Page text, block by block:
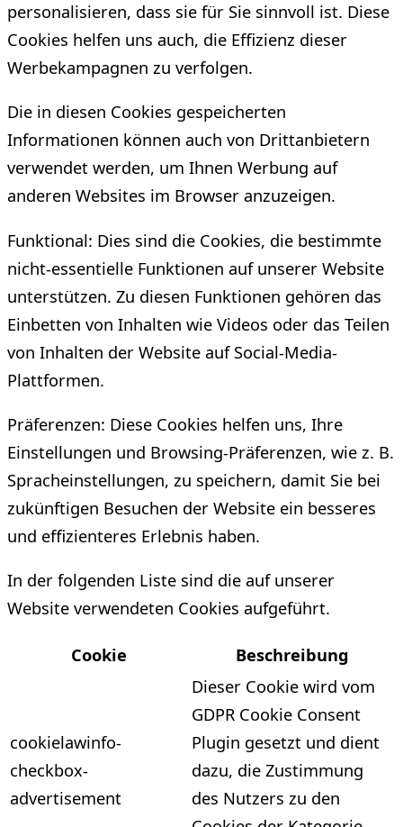
personalisieren, dass sie für Sie sinnvoll ist. Diese
Cookies helfen uns auch, die Effizienz dieser
Werbekampagnen zu verfolgen.
Die in diesen Cookies gespeicherten
Informationen können auch von Drittanbietern
verwendet werden, um Ihnen Werbung auf
anderen Websites im Browser anzuzeigen.
Funktional: Dies sind die Cookies, die bestimmte
nicht-essentielle Funktionen auf unserer Website
unterstützen. Zu diesen Funktionen gehören das
Einbetten von Inhalten wie Videos oder das Teilen
von Inhalten der Website auf Social-Media-
Plattformen.
Präferenzen: Diese Cookies helfen uns, Ihre
Einstellungen und Browsing-Präferenzen, wie z. B.
Spracheinstellungen, zu speichern, damit Sie bei
zukünftigen Besuchen der Website ein besseres
und effizienteres Erlebnis haben.
In der folgenden Liste sind die auf unserer
Website verwendeten Cookies aufgeführt.
Cookie Beschreibung
cookielawinfo-
checkbox-
advertisement
Dieser Cookie wird vom
GDPR Cookie Consent
Plugin gesetzt und dient
dazu, die Zustimmung
des Nutzers zu den